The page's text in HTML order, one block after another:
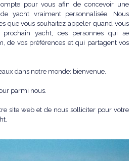
pour vous afin de concevoir une
yacht vraiment personnalisée. Nous
que vous souhaitez appeler quand vous
yacht, ces personnes qui se
de vos préférences et qui partagent vos
dans notre monde: bienvenue.
parmi nous.
site web et de nous solliciter pour votre